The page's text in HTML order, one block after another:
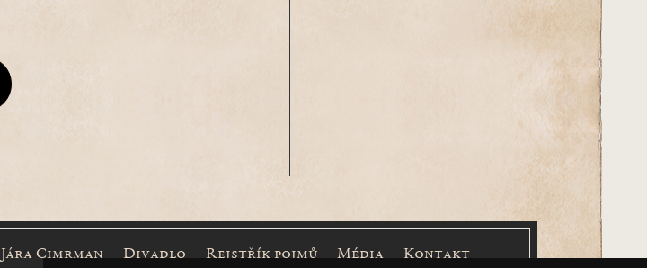
Jára Cimrman Divadlo Rejstřík pojmů Média Kontakt